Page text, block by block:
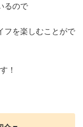
るので
フを楽しむことがで
！